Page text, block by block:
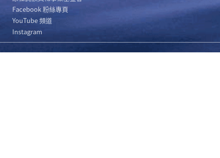
Facebook 粉絲專頁
YouTube 頻道
Instagram